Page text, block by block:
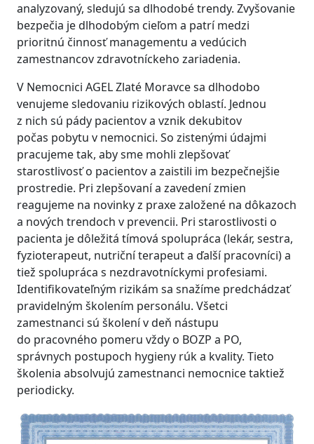
analyzovaný, sledujú sa dlhodobé trendy. Zvyšovanie
bezpečia je dlhodobým cieľom a patrí medzi
prioritnú činnosť managementu a vedúcich
zamestnancov zdravotníckeho zariadenia.
V Nemocnici AGEL Zlaté Moravce sa dlhodobo
venujeme sledovaniu rizikových oblastí. Jednou
z nich sú pády pacientov a vznik dekubitov
počas pobytu v nemocnici. So zistenými údajmi
pracujeme tak, aby sme mohli zlepšovať
starostlivosť o pacientov a zaistili im bezpečnejšie
prostredie. Pri zlepšovaní a zavedení zmien
reagujeme na novinky z praxe založené na dôkazoch
a nových trendoch v prevencii. Pri starostlivosti o
pacienta je dôležitá tímová spolupráca (lekár, sestra,
fyzioterapeut, nutriční terapeut a ďalší pracovníci) a
tiež spolupráca s nezdravotníckymi profesiami.
Identifikovateľným rizikám sa snažíme predchádzať
pravidelným školením personálu. Všetci
zamestnanci sú školení v deň nástupu
do pracovného pomeru vždy o BOZP a PO,
správnych postupoch hygieny rúk a kvality. Tieto
školenia absolvujú zamestnanci nemocnice taktiež
periodicky.